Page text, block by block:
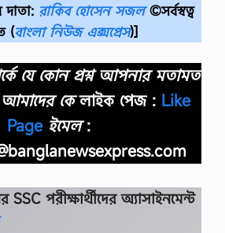
দাতা: রাকিব হোসেন সজল©সর্বস্বত্ব
(বাংলা নিউজ এক্সপ্রেস)]
যে কোন প্রশ্ন আপনার মতামত
আমাদের কেলাইক পেজ : Like
Page ইমেল:
SSC পরীক্ষার্থীদেরঅ্যাসাইনমেন্ট